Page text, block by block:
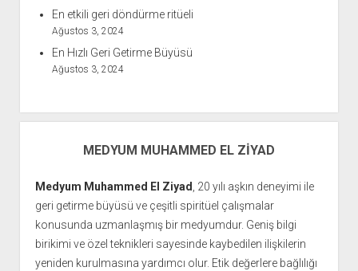
En etkili geri döndürme ritüeli
Ağustos 3, 2024
En Hızlı Geri Getirme Büyüsü
Ağustos 3, 2024
MEDYUM MUHAMMED EL ZIYAD
Medyum Muhammed El Ziyad
, 20 yılı aşkın deneyimi ile
geri getirme büyüsü ve çeşitli spiritüel çalışmalar
konusunda uzmanlaşmış bir medyumdur. Geniş bilgi
birikimi ve özel teknikleri sayesinde kaybedilen ilişkilerin
yeniden kurulmasına yardımcı olur. Etik değerlere bağlılığı